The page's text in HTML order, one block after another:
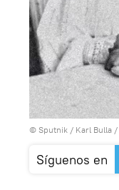
© Sputnik / Karl Bulla /
Síguenos en